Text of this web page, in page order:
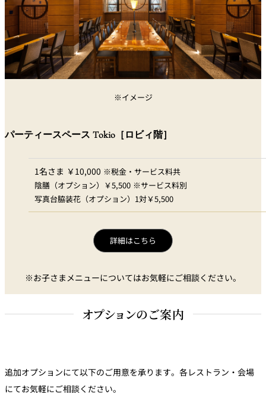
※イメージ
パーティースペース Tokio［ロビィ階］
1名さま ￥10,000 ※税金・サービス料共
陰膳（オプション）￥5,500 ※サービス料別
写真台脇装花（オプション）1対￥5,500
詳細はこちら
※お子さまメニューについてはお気軽にご相談ください。
オプションのご案内
追加オプションにて以下のご用意を承ります。各レストラン・会場
にてお気軽にご相談ください。
※個室及び団体予約規定